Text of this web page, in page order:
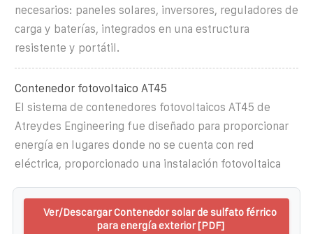
necesarios: paneles solares, inversores, reguladores de
carga y baterías, integrados en una estructura
resistente y portátil.
Contenedor fotovoltaico AT45
El sistema de contenedores fotovoltaicos AT45 de
Atreydes Engineering fue diseñado para proporcionar
energía en lugares donde no se cuenta con red
eléctrica, proporcionado una instalación fotovoltaica
Ver/Descargar Contenedor solar de sulfato férrico
para energía exterior [PDF]